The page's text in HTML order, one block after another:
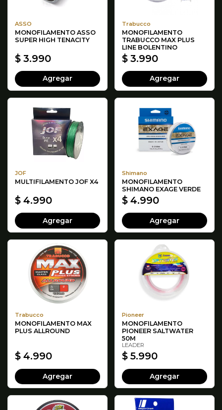
ASSO
MONOFILAMENTO ASSO
SUPER HIGH TENACITY
$ 3.990
Agregar
Trabucco
MONOFILAMENTO
TRABUCCO MAX PLUS
LINE BOLENTINO
$ 3.990
Agregar
JOF
MULTIFILAMENTO JOF X4
$ 4.990
Agregar
Shimano
MONOFILAMENTO
SHIMANO EXAGE VERDE
$ 4.990
Agregar
Trabucco
MONOFILAMENTO MAX
PLUS ALLROUND
$ 4.990
Agregar
Pioneer
MONOFILAMENTO
PIONEER SALTWATER
50M
LEADER
$ 5.990
Agregar